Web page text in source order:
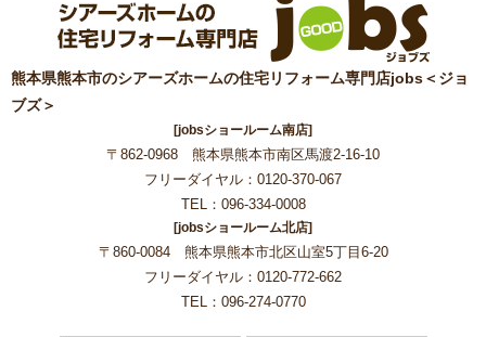
熊本県熊本市のシアーズホームの住宅リフォーム専門店jobs＜ジョ
ブズ＞
[jobsショールーム南店]
〒862-0968 熊本県熊本市南区馬渡2-16-10
フリーダイヤル：0120-370-067
TEL：096-334-0008
[jobsショールーム北店]
〒860-0084 熊本県熊本市北区山室5丁目6-20
フリーダイヤル：0120-772-662
TEL：096-274-0770